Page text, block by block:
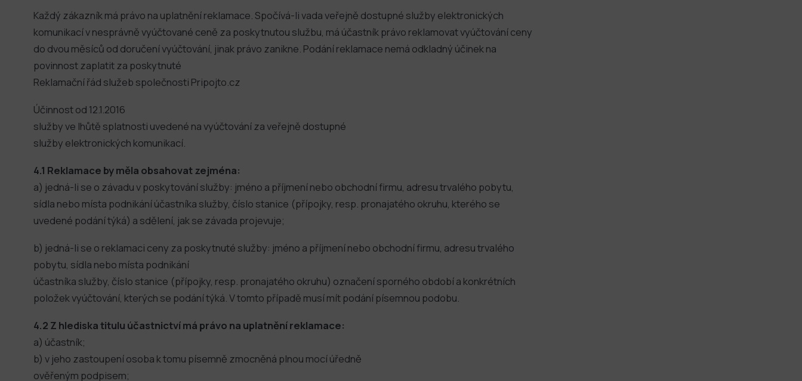
Každý zákazník má právo na uplatnění reklamace. Spočívá-li vada veřejně dostupné služby elektronických
komunikací v nesprávně vyúčtované ceně za poskytnutou službu, má účastník právo reklamovat vyúčtování ceny
do dvou měsíců od doručení vyúčtování, jinak právo zanikne. Podání reklamace nemá odkladný účinek na
povinnost zaplatit za poskytnuté
Reklamační řád služeb společnosti Pripojto.cz
Účinnost od 12.1.2016
služby ve lhůtě splatnosti uvedené na vyúčtování za veřejně dostupné
služby elektronických komunikací.
4.1 Reklamace by měla obsahovat zejména:
a) jedná-li se o závadu v poskytování služby: jméno a příjmení nebo obchodní firmu, adresu trvalého pobytu,
sídla nebo místa podnikání účastníka služby, číslo stanice (přípojky, resp. pronajatého okruhu, kterého se
uvedené podání týká) a sdělení, jak se závada projevuje;
b) jedná-li se o reklamaci ceny za poskytnuté služby: jméno a příjmení nebo obchodní firmu, adresu trvalého
pobytu, sídla nebo místa podnikání
účastníka služby, číslo stanice (přípojky, resp. pronajatého okruhu) označení sporného období a konkrétních
položek vyúčtování, kterých se podání týká. V tomto případě musí mít podání písemnou podobu.
4.2 Z hlediska titulu účastnictví má právo na uplatnění reklamace:
a) účastník;
b) v jeho zastoupení osoba k tomu písemně zmocněná plnou mocí úředně
ověřeným podpisem;